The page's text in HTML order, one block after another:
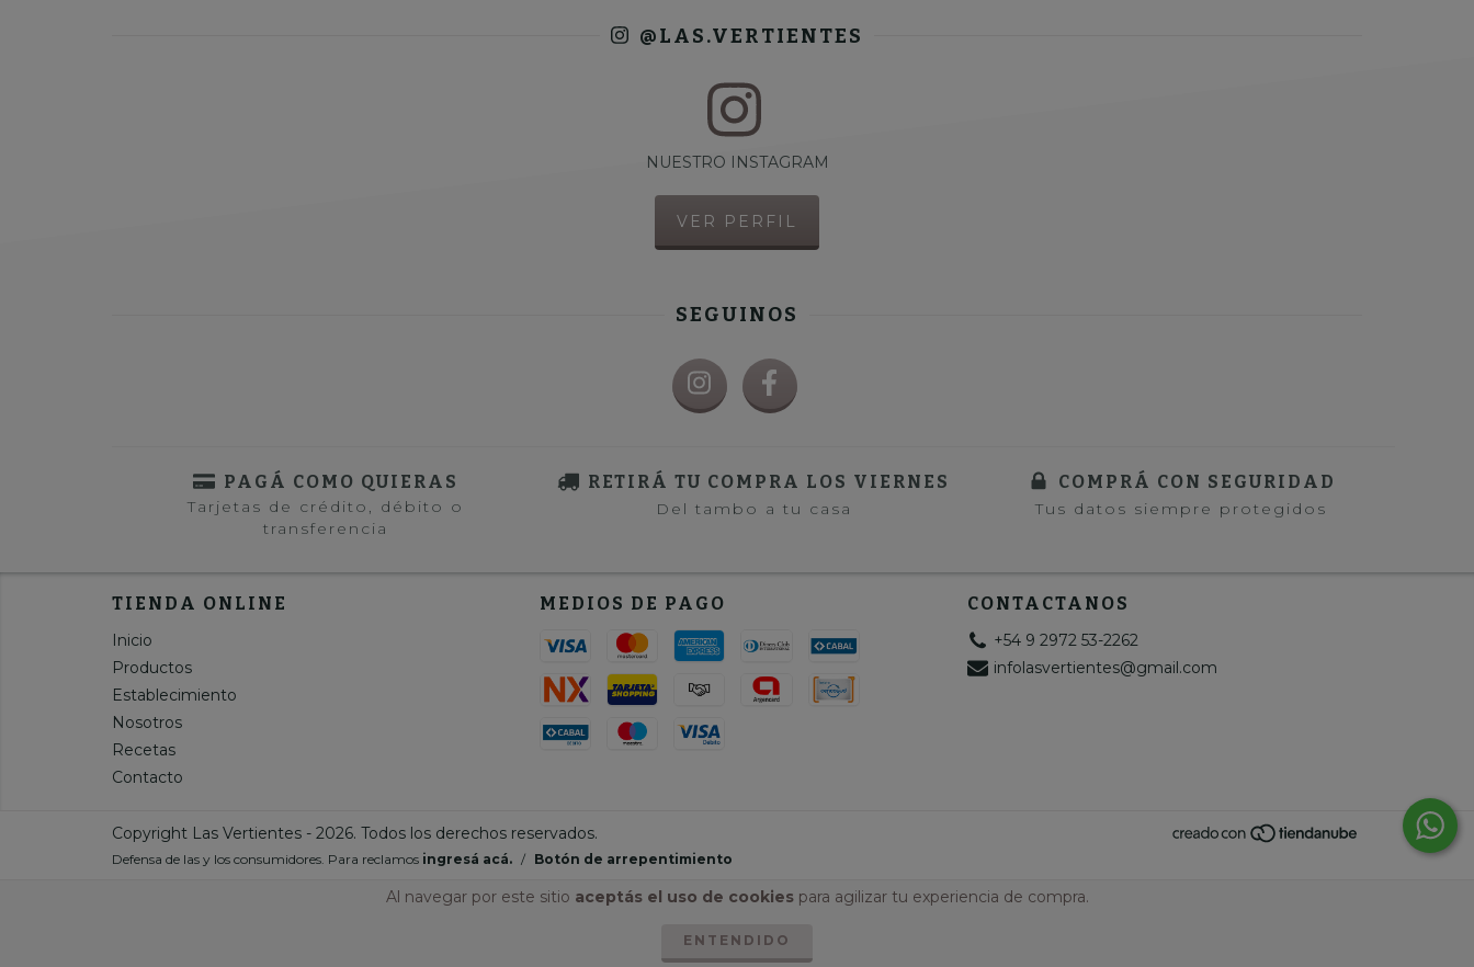
Al navegar por este sitio aceptás el uso de cookiespara agilizar tu experiencia de compra.
ENTENDIDO
@LAS.VERTIENTES
NUESTRO INSTAGRAM
VER PERFIL
SEGUINOS
PAGÁ COMO QUIERAS
Tarjetas de crédito, débito o
transferencia
RETIRÁ TU COMPRA LOS VIERNES
Del tambo a tu casa
COMPRÁ CON SEGURIDAD
Tus datos siempre protegidos
TIENDA ONLINE
Inicio
Productos
Establecimiento
Nosotros
Recetas
Contacto
MEDIOS DE PAGO CONTACTANOS
+54 9 2972 53-2262
infolasvertientes@gmail.com
Copyright Las Vertientes - 2026. Todos los derechos reservados.
Defensa de las y los consumidores. Para reclamos ingresá acá. / Botón de arrepentimiento